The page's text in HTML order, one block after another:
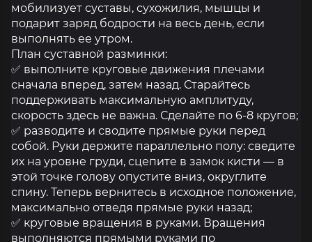
мобилизует суставы, сухожилия, мышцы и
подарит заряд бодрости на весь день, если
выполнять ее утром.
План суставной разминки:
✅ выполните круговые движения плечами
сначала вперед, затем назад. Старайтесь
поддерживать максимальную амплитуду,
скорость здесь не важна. Сделайте по 6-8 кругов;
✅ разводите и сводите прямые руки перед
собой. Руки держите параллельно полу: сведите
их на уровне груди, сцепите в замок кисти — в
этой точке голову опустите вниз, округлите
спину. Теперь вернитесь в исходное положение,
максимально отведя прямые руки назад;
✅ круговые вращения в руками. Вращения
выполняются прямыми руками по